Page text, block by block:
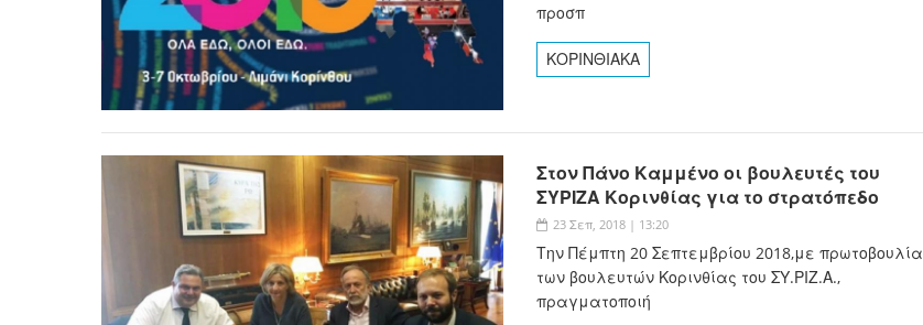
προσπ
ΚΟΡΙΝΘΙΑΚΑ
Στον Πάνο Καμμένο οι βουλευτές του
ΣΥΡΙΖΑ Κορινθίας για το στρατόπεδο
23 Σεπ, 2018 | 13:20
Την Πέμπτη 20 Σεπτεμβρίου 2018,με πρωτοβουλία
των βουλευτών Κορινθίας του ΣΥ.ΡΙΖ.Α.,
πραγματοποιή